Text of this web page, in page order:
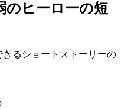
のヒーローの短
るショートストーリーの